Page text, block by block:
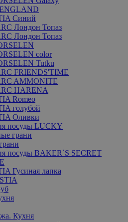
Синий
Лондон Топаз
Лондон Топаз
color
Tutku
FRIENDS'TIME
AMMONITE
HARENA
Romeo
голубой
Оливки
посуды LUCKY
грани
посуды BAKER`S SECRET
Гусиная лапка
Кухня